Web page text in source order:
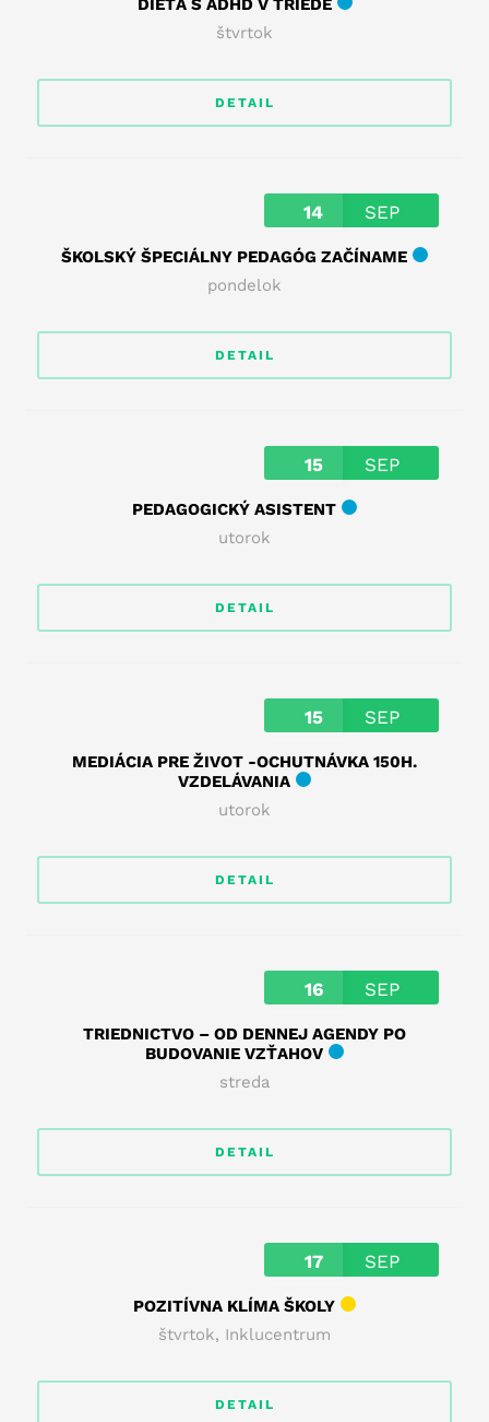
DIEŤA S ADHD V TRIEDE
štvrtok
DETAIL
14 SEP
ŠKOLSKÝ ŠPECIÁLNY PEDAGÓG ZAČÍNAME
pondelok
DETAIL
15 SEP
PEDAGOGICKÝ ASISTENT
utorok
DETAIL
15 SEP
MEDIÁCIA PRE ŽIVOT -OCHUTNÁVKA 150H.
VZDELÁVANIA
utorok
DETAIL
16 SEP
TRIEDNICTVO – OD DENNEJ AGENDY PO
BUDOVANIE VZŤAHOV
streda
DETAIL
17 SEP
POZITÍVNA KLÍMA ŠKOLY
štvrtok, Inklucentrum
DETAIL